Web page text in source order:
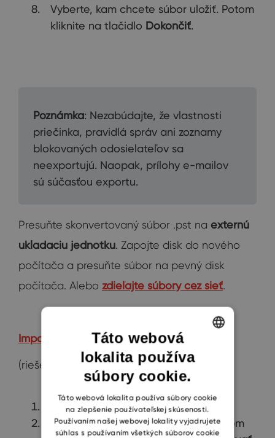
Vyberte, kam chcete súbor uložiť. Potom
kliknite na tlačidlo Dokončiť.
Poznámka: Nezabúdajte, že vlastnosti
priečinka, pravidlá správ ani zoznamy
blokovaných odosielateľov sa
neexportujú. Naopak, prílohy e-mailov
sú súčasťou exportu.
Presuňte skonvertovaný súbor .pst na externú
ukladaciu jednotku. Zapojte disk do nového
počítača a presuňte súbor na pevný disk
počítača. Alebo zdieľajte súbory cez sieť.
Import údajov z Outlooku zo súborov PST
(riešenie funguje v novom Outlooku)
Vľavo hore vyberteSúbor.
VyberteOtvoriť a exportovaťa potom
ENGLISH
SLOVAK
Táto webová
lokalita používa
súbory cookie.
Táto webová lokalita používa súbory cookie
na zlepšenie používateľskej skúsenosti.
Používaním našej webovej lokality vyjadrujete
súhlas s používaním všetkých súborov cookie